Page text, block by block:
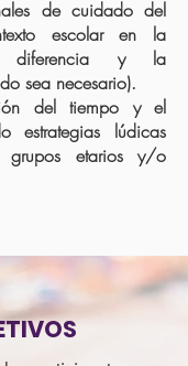
de cuidado del
escolar en la
diferencia y la
sea necesario).
del tiempo y el
estrategias lúdicas
grupos etarios y/o